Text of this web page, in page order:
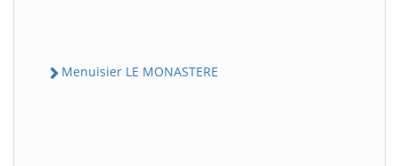
Menuisier LE MONASTERE